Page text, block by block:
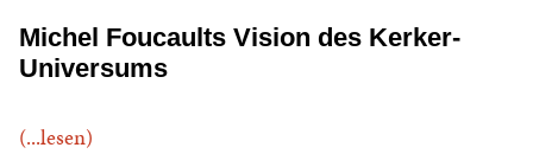
Michel Foucaults Vision des Kerker-
Universums
(...lesen)